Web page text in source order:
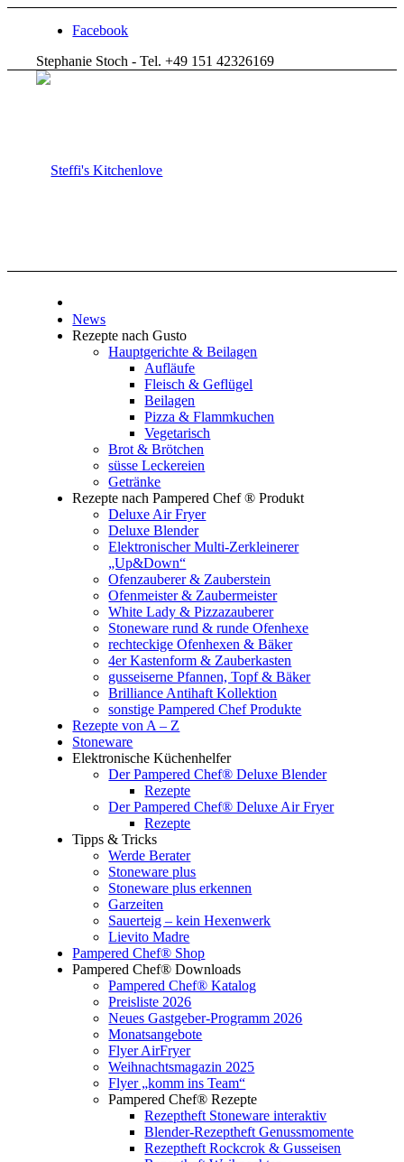
Facebook
Stephanie Stoch - Tel. +49 151 42326169
News
Rezepte nach Gusto
Hauptgerichte & Beilagen
Aufläufe
Fleisch & Geflügel
Beilagen
Pizza & Flammkuchen
Vegetarisch
Brot & Brötchen
süsse Leckereien
Getränke
Rezepte nach Pampered Chef ® Produkt
Deluxe Air Fryer
Deluxe Blender
Elektronischer Multi-Zerkleinerer
„Up&Down“
Ofenzauberer & Zauberstein
Ofenmeister & Zaubermeister
White Lady & Pizzazauberer
Stoneware rund & runde Ofenhexe
rechteckige Ofenhexen & Bäker
4er Kastenform & Zauberkasten
gusseiserne Pfannen, Topf & Bäker
Brilliance Antihaft Kollektion
sonstige Pampered Chef Produkte
Rezepte von A – Z
Stoneware
Elektronische Küchenhelfer
Der Pampered Chef® Deluxe Blender
Rezepte
Der Pampered Chef® Deluxe Air Fryer
Rezepte
Tipps & Tricks
Werde Berater
Stoneware plus
Stoneware plus erkennen
Garzeiten
Sauerteig – kein Hexenwerk
Lievito Madre
Pampered Chef® Shop
Pampered Chef® Downloads
Pampered Chef® Katalog
Preisliste 2026
Neues Gastgeber-Programm 2026
Monatsangebote
Flyer AirFryer
Weihnachtsmagazin 2025
Flyer „komm ins Team“
Pampered Chef® Rezepte
Rezeptheft Stoneware interaktiv
Blender-Rezeptheft Genussmomente
Rezeptheft Rockcrok & Gusseisen